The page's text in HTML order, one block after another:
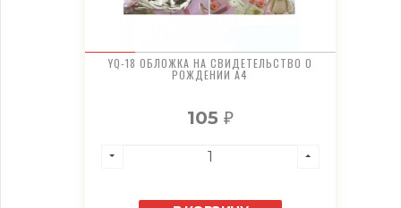
YQ-18 ОБЛОЖКА НА СВИДЕТЕЛЬСТВО О
РОЖДЕНИИ А4
105 ₽